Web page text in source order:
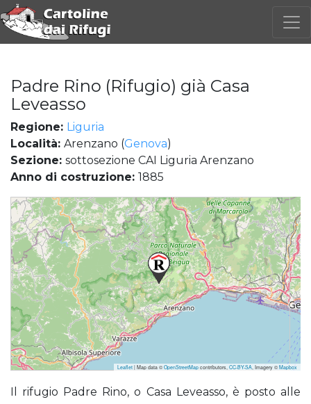
Padre Rino (Rifugio) già Casa
Leveasso
Regione: Liguria
Località: Arenzano (Genova)
Sezione: sottosezione CAI Liguria Arenzano
Anno di costruzione: 1885
Leaflet | Map data © OpenStreetMap contributors, CC-BY-SA, Imagery © Mapbox
Il rifugio Padre Rino, o Casa Leveasso, è posto alle